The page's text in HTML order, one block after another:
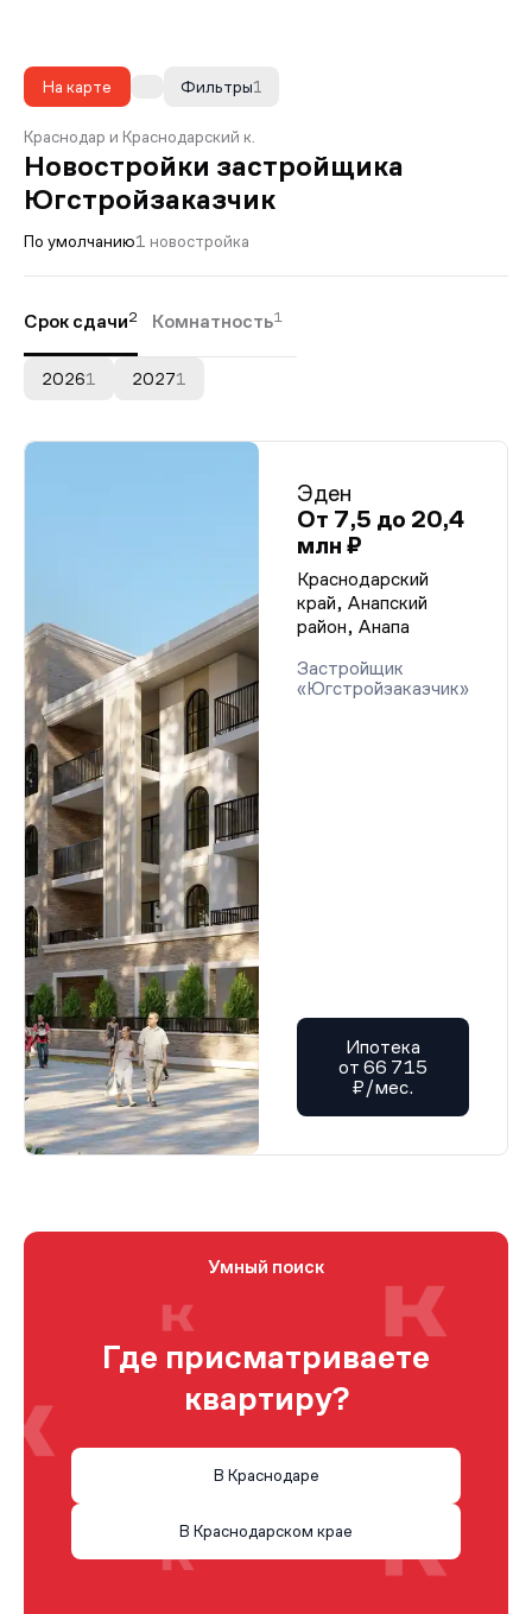
На карте 1
Фильтры
Краснодар и Краснодарский к.
Новостройки застройщика
Югстройзаказчик
По умолчанию1 новостройка
Срок сдачи2 Комнатность1
20261 20271
Эден
От 7,5 до 20,4
млн ₽
Краснодарский
край, Анапский
район, Анапа
Застройщик
«Югстройзаказчик»
Ипотека
от 66 715
₽/мес.
Умный поиск
Где присматриваете
квартиру?
В Краснодаре
В Краснодарском крае